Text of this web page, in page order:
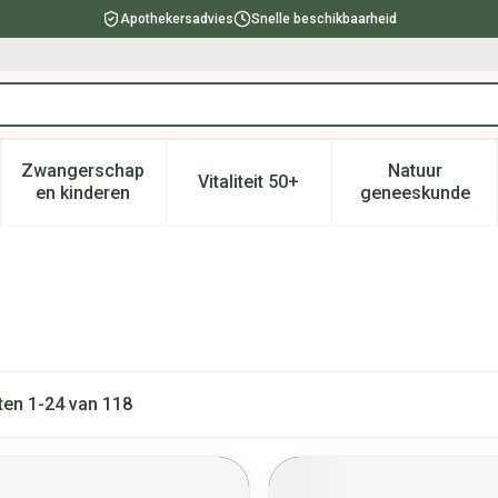
Apothekersadvies Snelle beschikbaarheid
verzorging en hygiëne categorie
voor Dieet, voeding en vitamines categorie
Zwangerschap
en kinderenToon submenu voor Zwangerschap en kinderen
Vitaliteit 50+Toon submenu voor Vitaliteit
Natuur
geneeskunde
Toon
1 -24van 118